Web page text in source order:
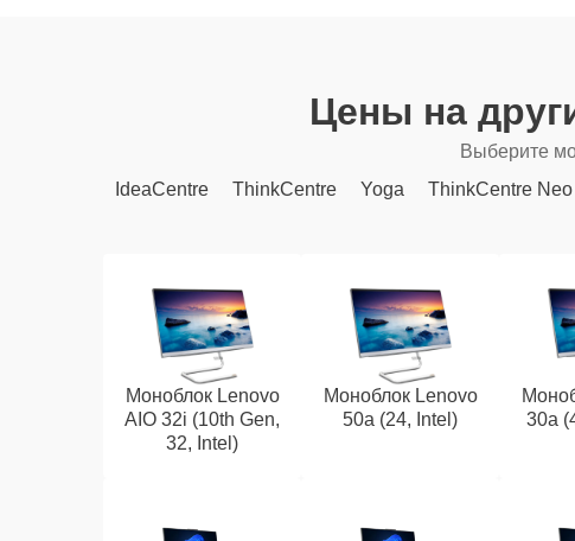
Цены на
Выберите
IdeaCentre
ThinkCentre Yoga ThinkCentre Neo
Моноблок Lenovo
AIO 32i (10th Gen,
32, Intel)
Моноблок Lenovo
50a (24, Intel)
30a